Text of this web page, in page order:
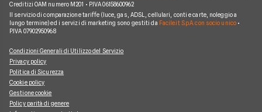
Facile.it Club
Lavora in Facile.it We're hiring!
Scoprile tutte le offerte
Creditizi OAM numero M201 • P.IVA 06158600962
Il servizio di comparazione tariffe (luce, gas, ADSL, cellulari, conti e carte, noleggio a
lungo termine) ed i servizi di marketing sono gestiti da Facile.it S.p.A. con socio unico•
P.IVA 07902950968
Condizioni Generali di Utilizzo del Servizio
Privacy policy
Politica di Sicurezza
Cookie policy
Gestione cookie
Policy parità di genere